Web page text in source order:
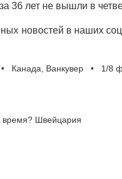
36 лет не вышли в
новостей в наших
Канада, Ванкувер • 1/8
время? Швейцария